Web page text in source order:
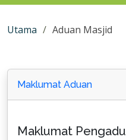
Utama Aduan Masjid
Maklumat Aduan
Maklumat Pengadu